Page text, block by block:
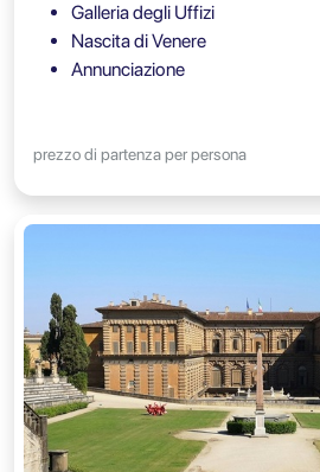
Galleria degli Uffizi
Nascita di Venere
Annunciazione
prezzo di partenza per persona